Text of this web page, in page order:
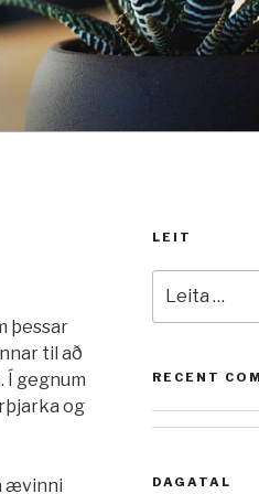
þessar
til að
Í gegnum
og
ævinni
LEIT
að:
RECENT
DAGATAL